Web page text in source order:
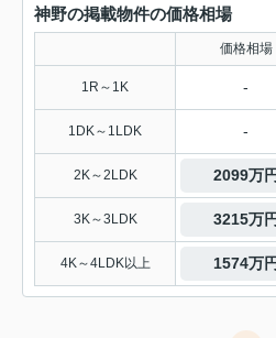
神野の掲載物件の価格相場
価格相場
1R～1K -
1DK～1LDK -
2K～2LDK 2099万円
3K～3LDK 3215万円
4K～4LDK以上 1574万円